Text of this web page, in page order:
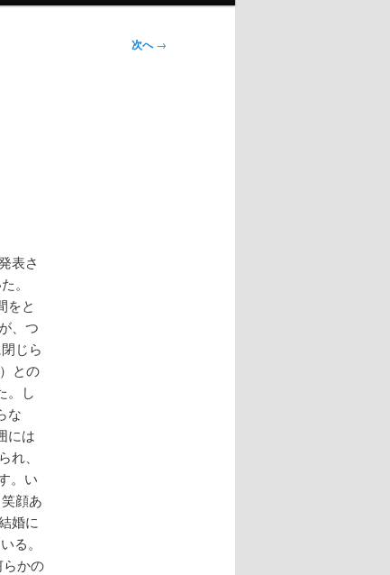
次へ→
表さ
。
をと
、つ
じら
との
。し
な
には
、
。い
顔あ
婚に
る。
らかの